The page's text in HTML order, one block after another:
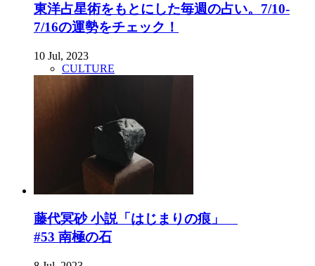
東洋占星術をもとにした毎週の占い。7/10-
7/16の運勢をチェック！
10 Jul, 2023
CULTURE
藤代冥砂 小説「はじまりの痕」
#53 南極の石